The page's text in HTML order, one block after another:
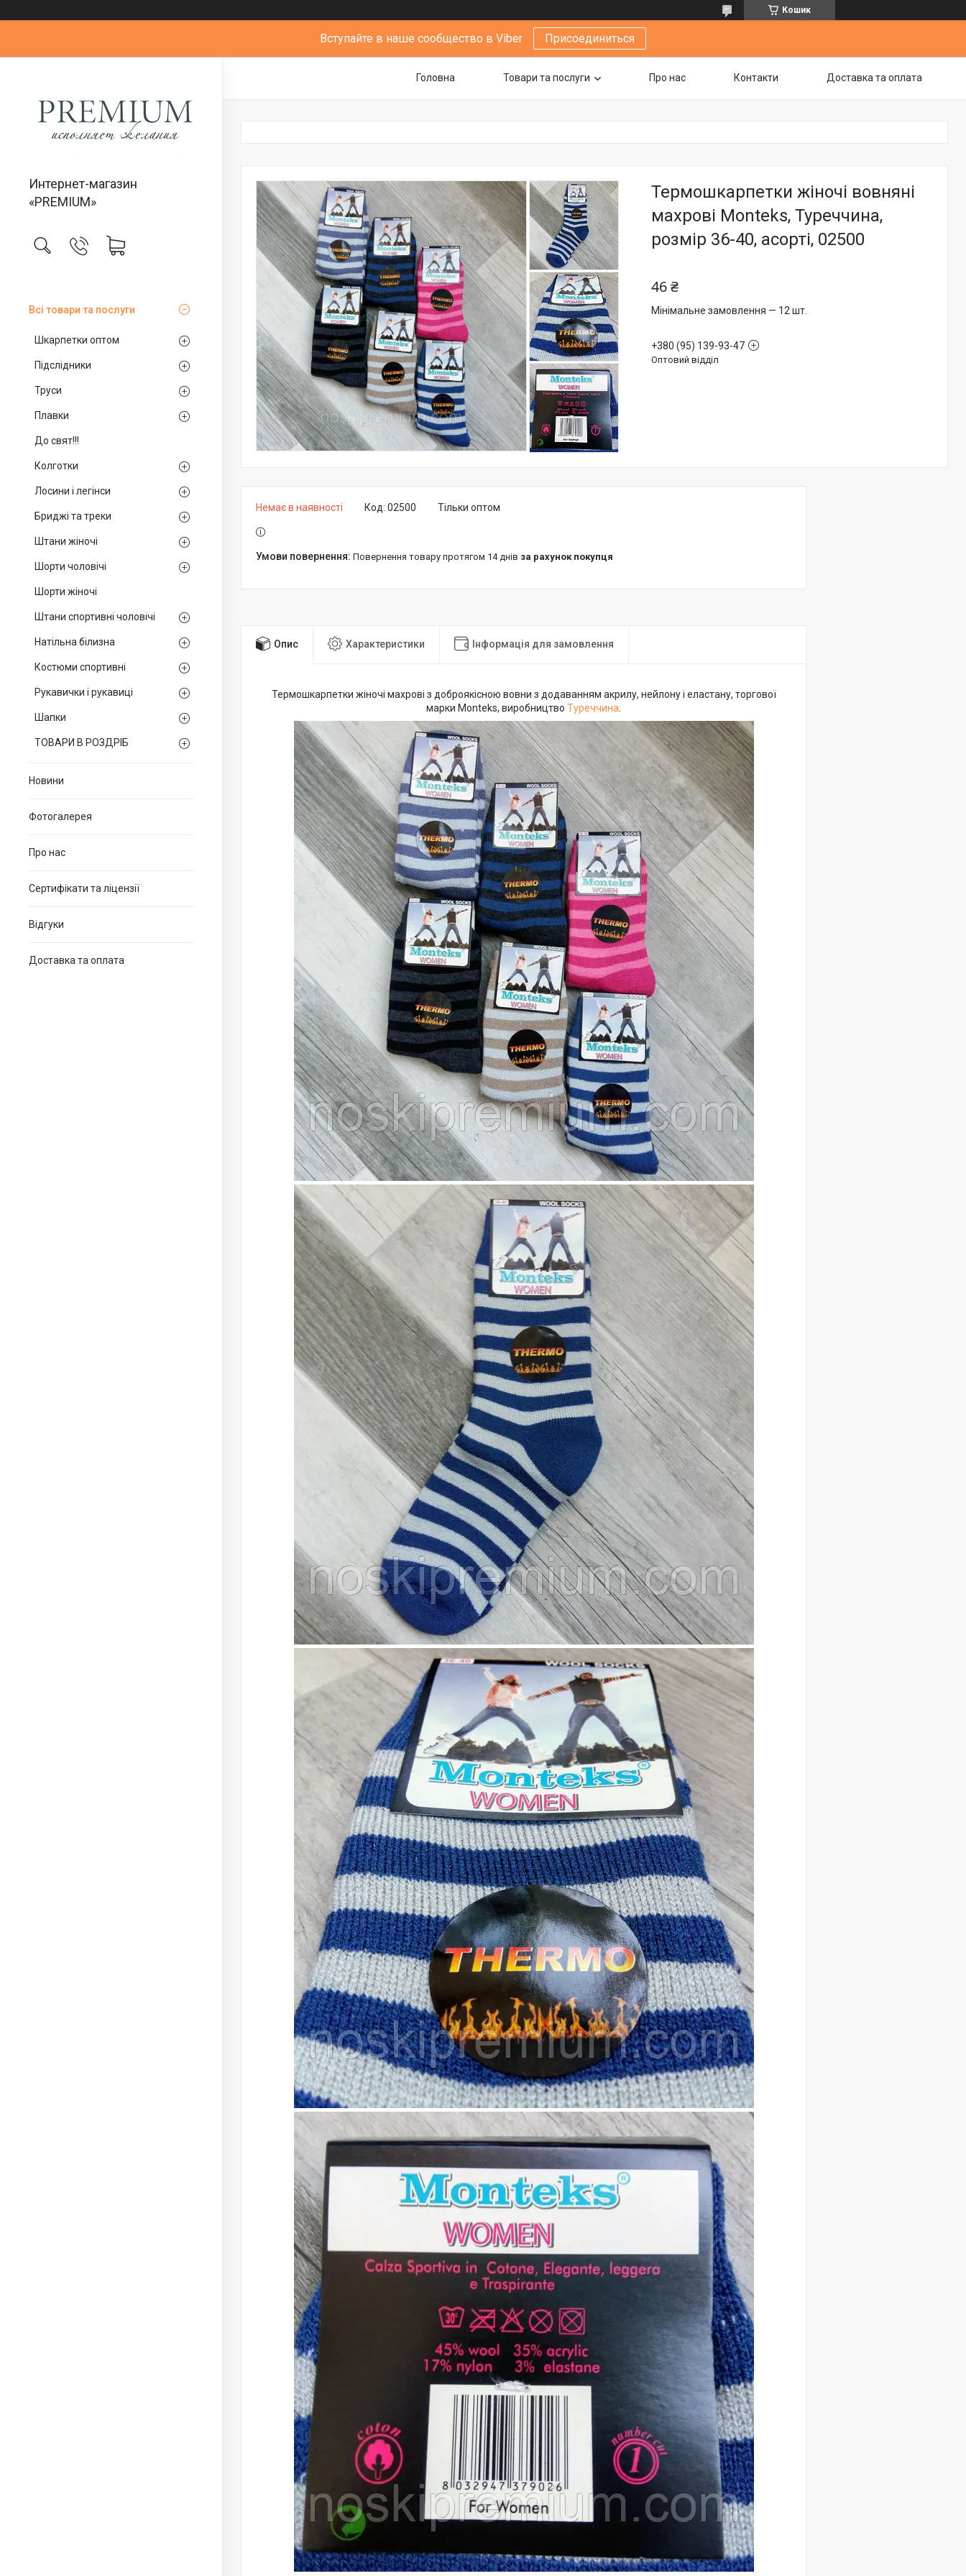
Кошик
Вступайте в наше сообщество в Viber Присоединиться
Интернет-магазин
«PREMIUM»
Всі товари та послуги
Шкарпетки оптом
Підслідники
Труси
Плавки
До свят!!!
Колготки
Лосини і легінси
Бриджі та треки
Штани жіночі
Шорти чоловічі
Шорти жіночі
Штани спортивні чоловічі
Натільна білизна
Костюми спортивні
Рукавички і рукавиці
Шапки
ТОВАРИ В РОЗДРІБ
Новини
Фотогалерея
Про нас
Сертифікати та ліцензії
Відгуки
Доставка та оплата
Головна Товари та послуги Про нас Контакти Доставка та оплата
Термошкарпетки жіночі вовняні
махрові Monteks, Туреччина,
розмір 36-40, асорті, 02500
46 ₴
Мінімальне замовлення — 12 шт.
+380 (95) 139-93-47
Оптовий відділ
Немає в наявності Тільки оптом
Код: 02500
повернення товару протягом 14 днів за рахунок покупця
Опис Характеристики Інформація для замовлення
Термошкарпетки жіночі махрові з доброякісною вовни з додаванням акрилу, нейлону і еластану, торгової
марки Monteks, виробництвоТуреччина